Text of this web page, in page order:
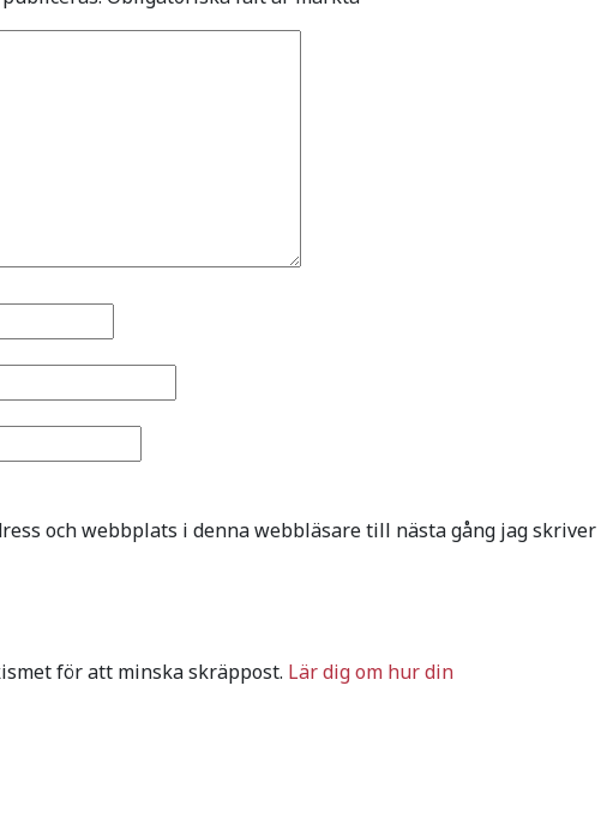
och webbplats i denna webbläsare till nästa gång jag skriver
för att minska skräppost. Lär dig om hur din